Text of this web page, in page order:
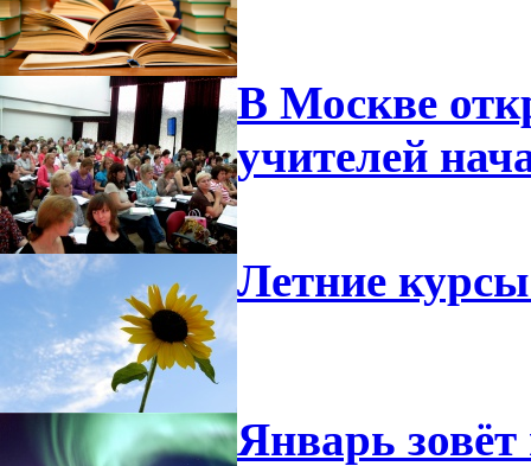
В Москве
учителей
Летние
Январь зовёт